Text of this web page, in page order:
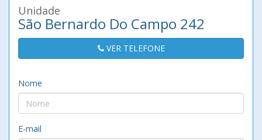
Unidade
São Bernardo Do Campo 242
VER TELEFONE
Nome
E-mail